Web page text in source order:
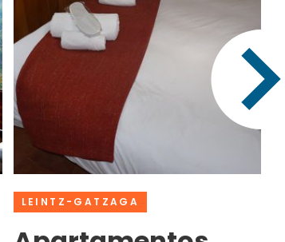
LEINTZ-GATZAGA